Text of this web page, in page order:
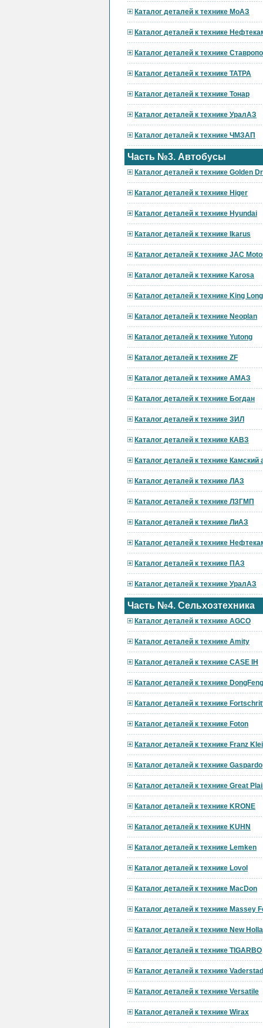
Каталог деталей к технике МоАЗ
Каталог деталей к технике
Каталог деталей к технике
Каталог деталей к технике ТАТРА
Каталог деталей к технике Тонар
Каталог деталей к технике УралАЗ
Каталог деталей к технике ЧМЗАП
Часть №3. Автобусы
Каталог деталей к технике Golden
Каталог деталей к технике Higer
Каталог деталей к технике Hyundai
Каталог деталей к технике Ikarus
Каталог деталей к технике JAC
Каталог деталей к технике Karosa
Каталог деталей к технике King Long
Каталог деталей к технике Neoplan
Каталог деталей к технике Yutong
Каталог деталей к технике ZF
Каталог деталей к технике АМАЗ
Каталог деталей к технике Богдан
Каталог деталей к технике ЗИЛ
Каталог деталей к технике КАВЗ
Каталог деталей к технике Камский
Каталог деталей к технике ЛАЗ
Каталог деталей к технике ЛЗГМП
Каталог деталей к технике ЛиАЗ
Каталог деталей к технике
Каталог деталей к технике ПАЗ
Каталог деталей к технике УралАЗ
Часть №4. Сельхозтехника
Каталог деталей к технике AGCO
Каталог деталей к технике Amity
Каталог деталей к технике CASE IH
Каталог деталей к технике DongFeng
Каталог деталей к технике
Каталог деталей к технике Foton
Каталог деталей к технике Franz
Каталог деталей к технике Gaspardo
Каталог деталей к технике Great
Каталог деталей к технике KRONE
Каталог деталей к технике KUHN
Каталог деталей к технике Lemken
Каталог деталей к технике Lovol
Каталог деталей к технике MacDon
Каталог деталей к технике Massey
Каталог деталей к технике New
Каталог деталей к технике TIGARBO
Каталог деталей к технике Vaderstad
Каталог деталей к технике Versatile
Каталог деталей к технике Wirax